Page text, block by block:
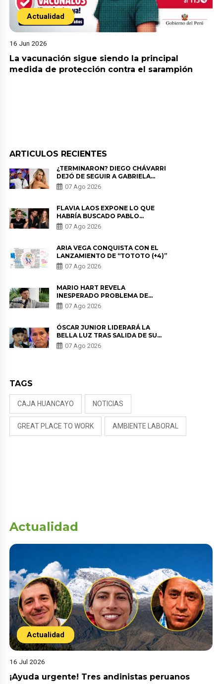
Actualidad
16 Jun 2026
La vacunación sigue siendo la principal
medida de protección contra el sarampión
ARTICULOS RECIENTES
¿TERMINARON? DIEGO CHÁVARRI
DEJÓ DE SEGUIR A GABRIELA
HERRERA Y ANUNCIA SU SALIDA
DE PÓDCAST
07 Ago 2026
FLAVIA LAOS EXPONE LO QUE
HABRÍA BUSCADO PABLO
HEREDIA CON ALE FULLER: “UNA
DE LAS PARTES QUERÍA EL
07 Ago 2026
ARIA VEGA CONQUISTA CON EL
LANZAMIENTO DE “TOTOTO (+4)”
07 Ago 2026
MARIO HART REVELA
INESPERADO PROBLEMA DE
SALUD ANTES DE SEPARARSE DE
KORINA: “ME ENCONTRARON UN
07 Ago 2026
ÓSCAR JUNIOR LIDERARÁ LA
BELLA LUZ TRAS SALIDA DE SU
PADRE POR POLÉMICA CON
NALDY SALDAÑA
07 Ago 2026
TAGS
CAJA HUANCAYO NOTICIAS
GREAT PLACE TO WORK AMBIENTE LABORAL
Actualidad
Actualidad
16 Jul 2026
¡Ayuda urgente! Tres andinistas peruanos